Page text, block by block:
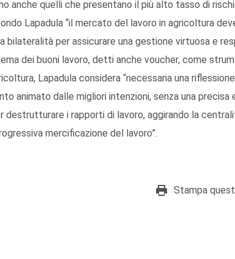
anche quelli che presentano il più alto tasso di
Lapadula “il mercato del lavoro in agricoltura
per assicurare una gestione virtuosa e
dei buoni lavoro, detti anche voucher, come
Lapadula considera “necessaria una riflessione
animato dalle migliori intenzioni, senza una precisa
i rapporti di lavoro, aggirando la
mercificazione del lavoro”.
Stampa